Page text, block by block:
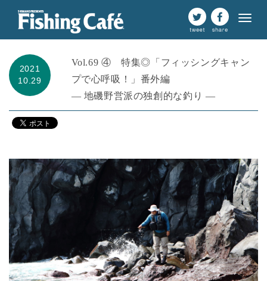
2021
10.29
Vol.69 ④ 特集◎「フィッシングキャン
プで心呼吸！」番外編
— 地磯野営派の独創的な釣り —